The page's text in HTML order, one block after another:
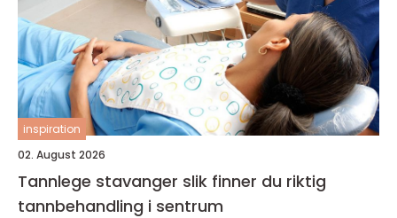
inspiration
02. August 2026
Tannlege stavanger slik finner du riktig
tannbehandling i sentrum